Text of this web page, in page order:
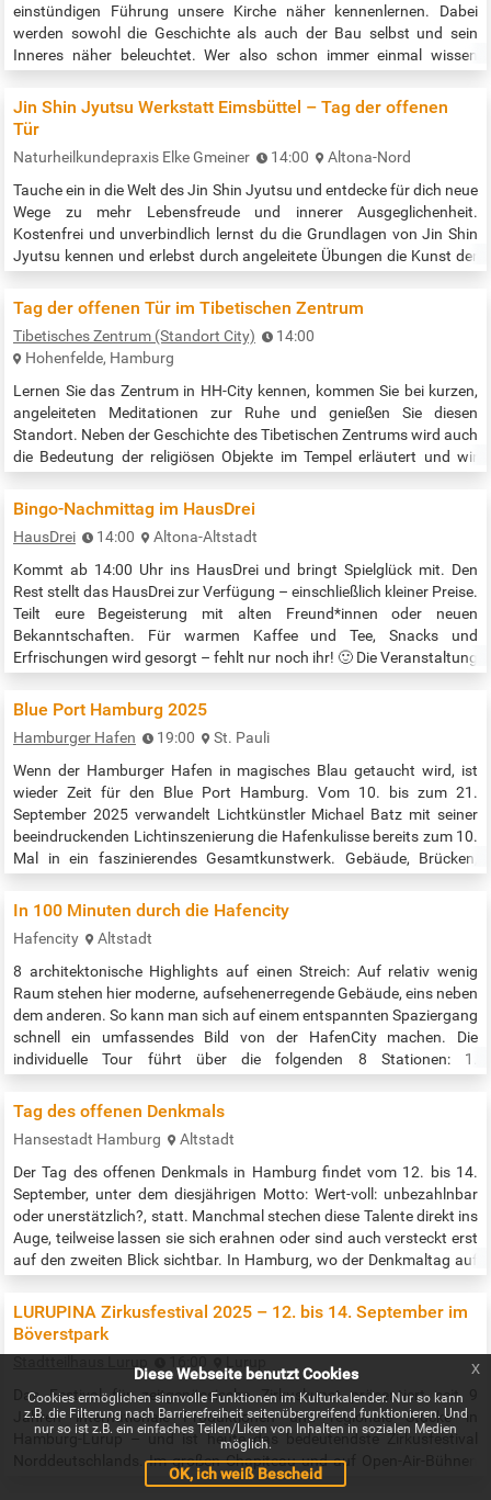
einstündigen Führung unsere Kirche näher kennenlernen. Dabei
werden sowohl die Geschichte als auch der Bau selbst und sein
Inneres näher beleuchtet. Wer also schon immer einmal wissen
die Chorfenster älter sind als die Kirche selbst oder was der Bau
damals kostete, hat…
Jin Shin Jyutsu Werkstatt Eimsbüttel – Tag der offenen
Tür
Naturheilkundepraxis Elke Gmeiner 14:00
Altona-Nord
Tauche ein in die Welt des Jin Shin Jyutsu und entdecke für dich neue
Wege zu mehr Lebensfreude und innerer Ausgeglichenheit.
Kostenfrei und unverbindlich lernst du die Grundlagen von Jin Shin
Jyutsu kennen und erlebst durch angeleitete Übungen die Kunst der
uralte Kunst, um die Lebensenergie im Körper zu harmonisieren. Die
Anwendung ist denkbar EINFACH. Durch sanftes Berühren…
Tag der offenen Tür im Tibetischen Zentrum
Tibetisches Zentrum (Standort City)
14:00
Hohenfelde, Hamburg
Lernen Sie das Zentrum in HH-City kennen, kommen Sie bei kurzen,
angeleiteten Meditationen zur Ruhe und genießen Sie diesen
Standort. Neben der Geschichte des Tibetischen Zentrums wird auch
die Bedeutung der religiösen Objekte im Tempel erläutert und wir
Oktober startenden Vorbereitungskurs für das berufsbegleitende
Grundstudium Lehrgang XVII vom Systematischen Studium des
Buddhismus zur…
Bingo-Nachmittag im HausDrei
HausDrei 14:00
Altona-Altstadt
Kommt ab 14:00 Uhr ins HausDrei und bringt Spielglück mit. Den
Rest stellt das HausDrei zur Verfügung – einschließlich kleiner Preise.
Teilt eure Begeisterung mit alten Freund*innen oder neuen
Bekanntschaften. Für warmen Kaffee und Tee, Snacks und
Erfrischungen wird gesorgt – fehlt nur noch ihr! 🙂 Die Veranstaltung
14:00 bis 16:00 Uhr Quelle:…
Blue Port Hamburg 2025
Hamburger Hafen 19:00
St. Pauli
Wenn der Hamburger Hafen in magisches Blau getaucht wird, ist
wieder Zeit für den Blue Port Hamburg. Vom 10. bis zum 21.
September 2025 verwandelt Lichtkünstler Michael Batz mit seiner
beeindruckenden Lichtinszenierung die Hafenkulisse bereits zum 10.
Mal in ein faszinierendes Gesamtkunstwerk. Gebäude, Brücken,
Besucher:innen zu besonderen Abendspaziergängen entlang der
In 100 Minuten durch die Hafencity
Hafencity
Altstadt
8 architektonische Highlights auf einen Streich: Auf relativ wenig
Raum stehen hier moderne, aufsehenerregende Gebäude, eins neben
dem anderen. So kann man sich auf einem entspannten Spaziergang
schnell ein umfassendes Bild von der HafenCity machen. Die
individuelle Tour führt über die folgenden 8 Stationen: 1.
Tower 5. Hamburg Cruise Center HafenCity 6. Sumatrakontor 7.
25hours Hotel…
Tag des offenen Denkmals
Hansestadt Hamburg
Altstadt
Der Tag des offenen Denkmals in Hamburg findet vom 12. bis 14.
September, unter dem diesjährigen Motto: Wert-voll: unbezahlnbar
oder unerstätzlich?, statt. Manchmal stechen diese Talente direkt ins
Auge, teilweise lassen sie sich erahnen oder sind auch versteckt erst
auf den zweiten Blick sichtbar. In Hamburg, wo der Denkmaltag auf
Interessierte bei einem vielfältigen Programm, bestehend aus
Vorträgen,…
LURUPINA Zirkusfestival 2025 – 12. bis 14. September im
Böverstpark
Das Festival für zeitgenössische Zirkuskunst präsentiert seit 9
Jahren internationale Produktionen und regionale Stücke in
Hamburg-Lurup – und ist heute das bedeutendste Zirkusfestival
Norddeutschlands. Im großen Chapiteau und auf Open-Air-Bühnen
erwartet euch ein Wochenende voller innovativer Artistik, Workshops,
Diese Webseite benutzt Cookies
Cookies ermöglichen sinnvolle Funktionen im Kulturkalender. Nur so kann
z.B. die Filterung nach Barrierefreiheit seitenübergreifend funktionieren. Und
nur so ist z.B. ein einfaches Teilen/Liken von Inhalten in sozialen Medien
möglich.
OK, ich weiß Bescheid
x